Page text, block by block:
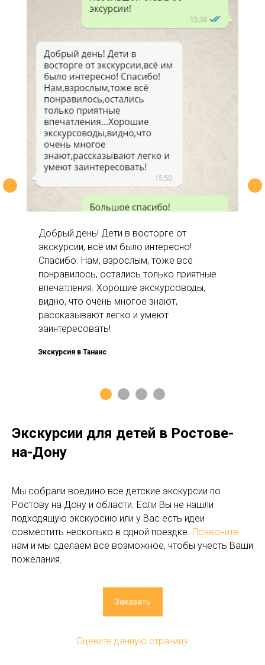
Добрый день! Дети в восторге от
экскурсии, всё им было интересно!
Спасибо. Нам, взрослым, тоже всё
понравилось, остались только приятные
впечатления. Хорошие экскурсоводы,
видно, что очень многое знают,
рассказывают легко и умеют
заинтересовать!
Экскурсия в Танаис
Экскурсии для детей в Ростове-
на-Дону
Мы собрали воедино все детские экскурсии по
Ростову на Дону и области. Если Вы не нашли
подходящую экскурсию или у Вас есть идеи
совместить несколько в одной поездке. Позвоните
нам и мы сделаем все возможное, чтобы учесть Ваши
пожелания.
Заказать
Оцените данную страницу